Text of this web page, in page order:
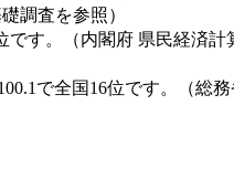
調査を参照）
です。（内閣府 県民経済計
で全国16位です。（総